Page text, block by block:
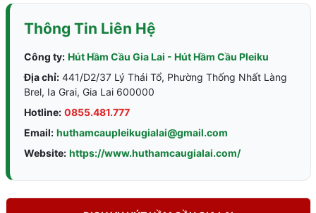
Thông Tin Liên Hệ
Công ty: Hút Hầm Cầu Gia Lai - Hút Hầm Cầu Pleiku
Địa chỉ:441/D2/37 Lý Thái Tổ, Phường Thống Nhất Làng
Brel, Ia Grai, Gia Lai 600000
Hotline: 0855.481.777
Email: huthamcaupleikugialai@gmail.com
Website: https://www.huthamcaugialai.com/